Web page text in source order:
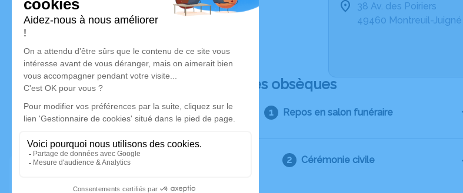
38 Av. des Poiriers
49460 Montreuil-Juigné
Déroulé des obsèques
Repos en salon funéraire
Cérémonie civile